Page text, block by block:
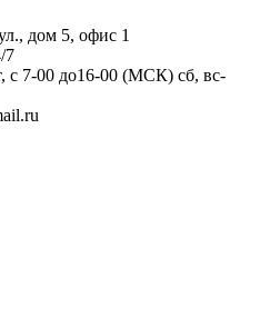
дом 5, офис 1
7
с 7-00 до16-00 (МСК) сб, вс-